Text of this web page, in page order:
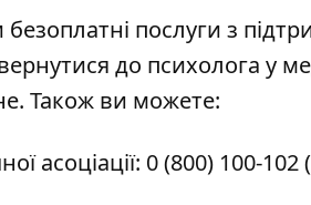
послуги з
до психолога у
Також ви можете:
асоціації: 0 (800) 100-102